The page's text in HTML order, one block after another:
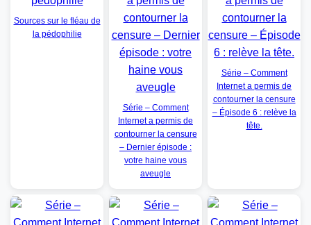
Sources sur le fléau de
la pédophilie
Série – Comment
Internet a permis de
contourner la censure
– Dernier épisode :
votre haine vous
aveugle
Série – Comment
Internet a permis de
contourner la censure
– Épisode 6 : relève la
tête.